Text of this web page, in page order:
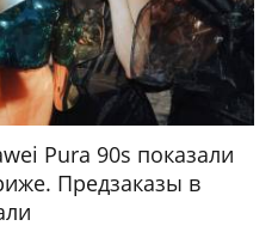
Pura 90s показали
Предзаказы в